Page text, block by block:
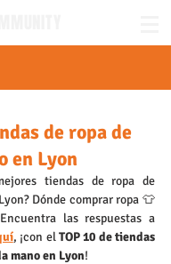
de ropa de
en Lyon
tiendas de ropa de
Dónde comprar ropa 👕
las respuestas a
, ¡con el TOP 10 de tiendas
mano en Lyon!